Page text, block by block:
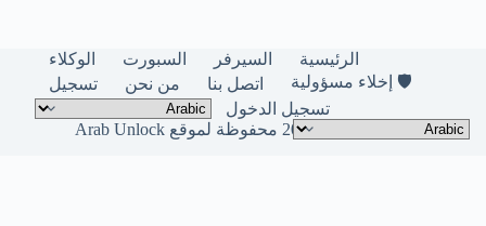
الرئيسية السيرفر السبورت
الوكلاء
🛡️ إخلاء مسؤولية
اتصل بنا من نحن
تسجيل
تسجيل الدخول
حقوق النشر © لعام 2026 محفوظة لموقع Arab Unlock